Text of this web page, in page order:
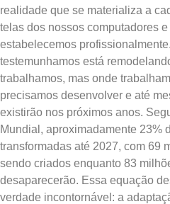
realidade que se materializa a
telas dos nossos computadores
estabelecemos
testemunhamos está
trabalhamos, mas onde
precisamos desenvolver e até
existirão nos próximos anos.
Mundial, aproximadamente 23%
transformadas até 2027, com 69
sendo criados enquanto 83
desaparecerão. Essa equação
verdade incontornável: a